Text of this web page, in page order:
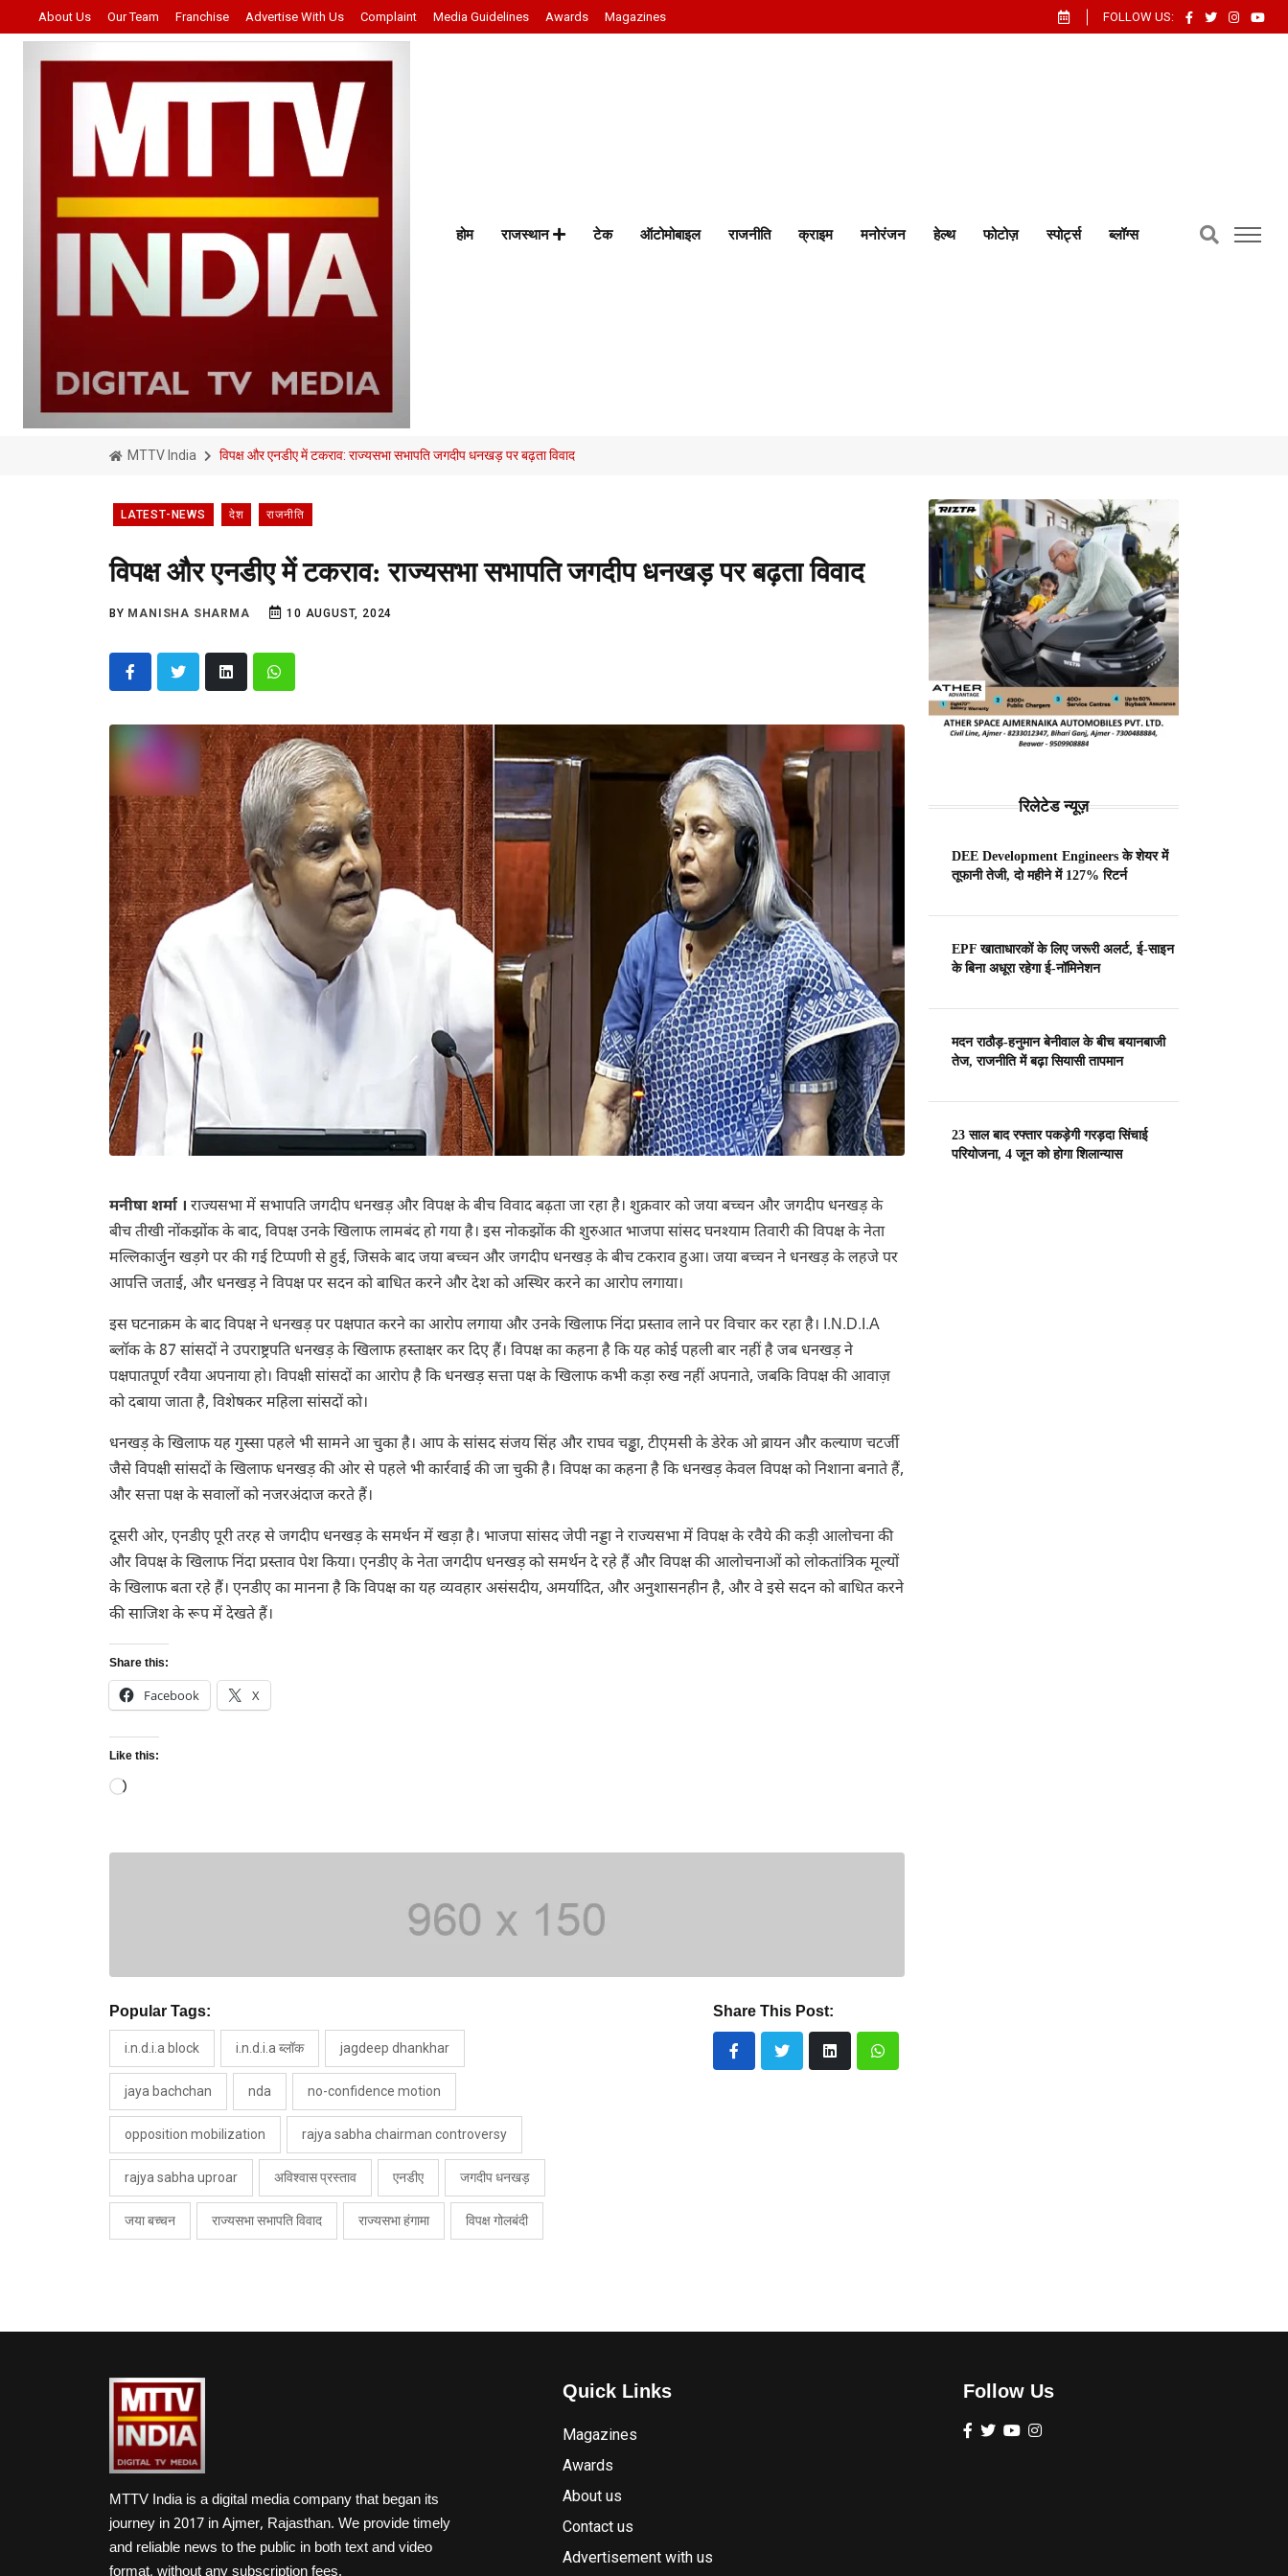
About Us Our Team Franchise Advertise With Us Complaint Media Guidelines Awards Magazines FOLLOW US:
होम राजस्थान टेक ऑटोमोबाइल राजनीति क्राइम मनोरंजन हेल्थ फोटोज़ स्पोर्ट्स ब्लॉग्स
MTTV India विपक्ष और एनडीए में टकराव: राज्यसभा सभापति जगदीप धनखड़ पर बढ़ता विवाद
LATEST-NEWS देश राजनीति
विपक्ष और एनडीए में टकराव: राज्यसभा सभापति जगदीप धनखड़ पर बढ़ता विवाद
BY MANISHA SHARMA 10 AUGUST, 2024
मनीषा शर्मा । राज्यसभा में सभापति जगदीप धनखड़ और विपक्ष के बीच विवाद बढ़ता जा रहा है। शुक्रवार को जया बच्चन और जगदीप धनखड़ के
बीच तीखी नोंकझोंक के बाद, विपक्ष उनके खिलाफ लामबंद हो गया है। इस नोकझोंक की शुरुआत भाजपा सांसद घनश्याम तिवारी की विपक्ष के नेता
मल्लिकार्जुन खड़गे पर की गई टिप्पणी से हुई, जिसके बाद जया बच्चन और जगदीप धनखड़ के बीच टकराव हुआ। जया बच्चन ने धनखड़ के लहजे पर
आपत्ति जताई, और धनखड़ ने विपक्ष पर सदन को बाधित करने और देश को अस्थिर करने का आरोप लगाया।
इस घटनाक्रम के बाद विपक्ष ने धनखड़ पर पक्षपात करने का आरोप लगाया और उनके खिलाफ निंदा प्रस्ताव लाने पर विचार कर रहा है। I.N.D.I.A
ब्लॉक के 87 सांसदों ने उपराष्ट्रपति धनखड़ के खिलाफ हस्ताक्षर कर दिए हैं। विपक्ष का कहना है कि यह कोई पहली बार नहीं है जब धनखड़ ने
पक्षपातपूर्ण रवैया अपनाया हो। विपक्षी सांसदों का आरोप है कि धनखड़ सत्ता पक्ष के खिलाफ कभी कड़ा रुख नहीं अपनाते, जबकि विपक्ष की आवाज़
को दबाया जाता है, विशेषकर महिला सांसदों को।
धनखड़ के खिलाफ यह गुस्सा पहले भी सामने आ चुका है। आप के सांसद संजय सिंह और राघव चड्ढा, टीएमसी के डेरेक ओ ब्रायन और कल्याण चटर्जी
जैसे विपक्षी सांसदों के खिलाफ धनखड़ की ओर से पहले भी कार्रवाई की जा चुकी है। विपक्ष का कहना है कि धनखड़ केवल विपक्ष को निशाना बनाते हैं,
और सत्ता पक्ष के सवालों को नजरअंदाज करते हैं।
दूसरी ओर, एनडीए पूरी तरह से जगदीप धनखड़ के समर्थन में खड़ा है। भाजपा सांसद जेपी नड्डा ने राज्यसभा में विपक्ष के रवैये की कड़ी आलोचना की
और विपक्ष के खिलाफ निंदा प्रस्ताव पेश किया। एनडीए के नेता जगदीप धनखड़ को समर्थन दे रहे हैं और विपक्ष की आलोचनाओं को लोकतांत्रिक मूल्यों
के खिलाफ बता रहे हैं। एनडीए का मानना है कि विपक्ष का यह व्यवहार असंसदीय, अमर्यादित, और अनुशासनहीन है, और वे इसे सदन को बाधित करने
की साजिश के रूप में देखते हैं।
Share this:
Facebook X
Like this:
Loading…
Popular Tags:
i.n.d.i.a block i.n.d.i.a ब्लॉक jagdeep dhankhar
jaya bachchan nda no-confidence motion
opposition mobilization rajya sabha chairman controversy
rajya sabha uproar अविश्वास प्रस्ताव एनडीए जगदीप धनखड़
जया बच्चन राज्यसभा सभापति विवाद राज्यसभा हंगामा विपक्ष गोलबंदी
Share This Post:
रिलेटेड न्यूज़
DEE Development Engineers के शेयर में
तूफानी तेजी, दो महीने में 127% रिटर्न
EPF खाताधारकों के लिए जरूरी अलर्ट, ई-साइन
के बिना अधूरा रहेगा ई-नॉमिनेशन
मदन राठौड़-हनुमान बेनीवाल के बीच बयानबाजी
तेज, राजनीति में बढ़ा सियासी तापमान
23 साल बाद रफ्तार पकड़ेगी गरड़दा सिंचाई
परियोजना, 4 जून को होगा शिलान्यास
MTTV India is a digital media company that began its
journey in 2017 in Ajmer, Rajasthan. We provide timely
and reliable news to the public in both text and video
format, without any subscription fees.
Quick Links
Magazines
Awards
About us
Contact us
Advertisement with us
Follow Us